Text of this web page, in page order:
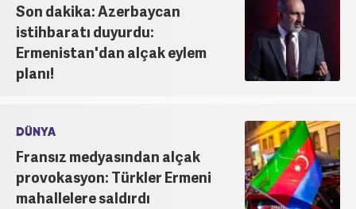
Son dakika: Azerbaycan
istihbaratı duyurdu:
Ermenistan'dan alçak eylem
planı!
DÜNYA
Fransız medyasından alçak
provokasyon: Türkler Ermeni
mahallelere saldırdı